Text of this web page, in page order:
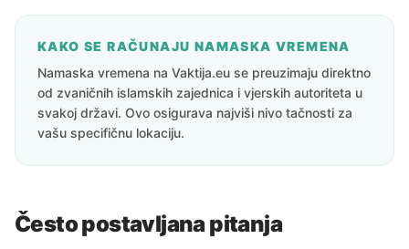
KAKO SE RAČUNAJU NAMASKA VREMENA
Namaska vremena na Vaktija.eu se preuzimaju direktno
od zvaničnih islamskih zajednica i vjerskih autoriteta u
svakoj državi. Ovo osigurava najviši nivo tačnosti za
vašu specifičnu lokaciju.
Često postavljana pitanja